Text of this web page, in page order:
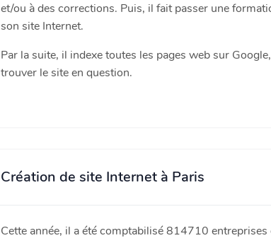
et/ou à des corrections. Puis, il fait passer une
son site Internet.
Par la suite, il indexe toutes les pages web sur
trouver le site en question.
Création de site Internet à Paris
Cette année, il a été comptabilisé 814710